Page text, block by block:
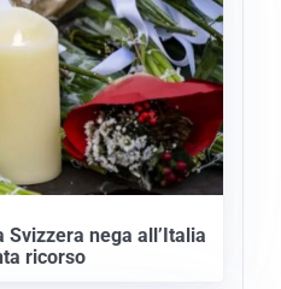
nega all’Italia
ricorso